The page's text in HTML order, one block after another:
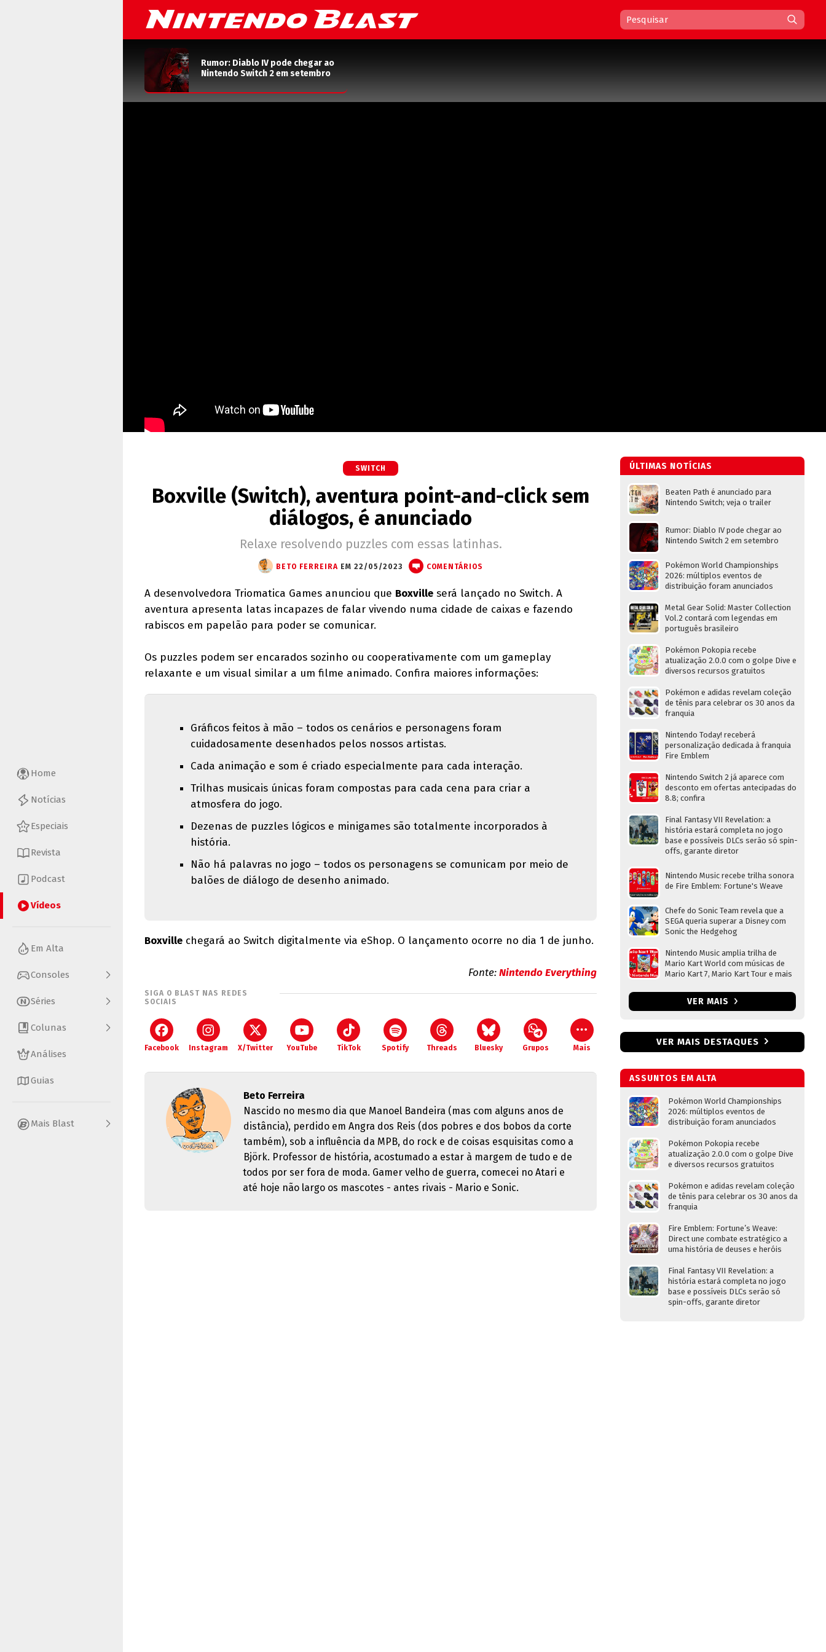
Home
Notícias
Especiais
Revista
Podcast
Vídeos
Em Alta
Consoles
Séries
Colunas
Análises
Guias
Mais Blast
Rumor: Diablo IV pode chegar ao
Nintendo Switch 2 em setembro
SWITCH
Boxville (Switch), aventura point-and-click sem
diálogos, é anunciado
Relaxe resolvendo puzzles com essas latinhas.
BETO FERREIRA EM 22/05/2023 COMENTÁRIOS
A desenvolvedora Triomatica Games anunciou que Boxville será lançado no Switch. A
aventura apresenta latas incapazes de falar vivendo numa cidade de caixas e fazendo
rabiscos em papelão para poder se comunicar.
Os puzzles podem ser encarados sozinho ou cooperativamente com um gameplay
relaxante e um visual similar a um filme animado. Confira maiores informações:
Gráficos feitos à mão – todos os cenários e personagens foram
cuidadosamente desenhados pelos nossos artistas.
Cada animação e som é criado especialmente para cada interação.
Trilhas musicais únicas foram compostas para cada cena para criar a
atmosfera do jogo.
Dezenas de puzzles lógicos e minigames são totalmente incorporados à
história.
Não há palavras no jogo – todos os personagens se comunicam por meio de
balões de diálogo de desenho animado.
Boxville chegará ao Switch digitalmente via eShop. O lançamento ocorre no dia 1 de junho.
Fonte:Nintendo Everything
SIGA O BLAST NAS REDES
SOCIAIS
Facebook Instagram X/Twitter YouTube TikTok Spotify Threads Bluesky Grupos Mais
Beto Ferreira
Nascido no mesmo dia que Manoel Bandeira (mas com alguns anos de
distância), perdido em Angra dos Reis (dos pobres e dos bobos da corte
também), sob a influência da MPB, do rock e de coisas esquisitas como a
Björk. Professor de história, acostumado a estar à margem de tudo e de
todos por ser fora de moda. Gamer velho de guerra, comecei no Atari e
até hoje não largo os mascotes - antes rivais - Mario e Sonic.
ÚLTIMAS NOTÍCIAS
Beaten Path é anunciado para
Nintendo Switch; veja o trailer
Rumor: Diablo IV pode chegar ao
Nintendo Switch 2 em setembro
Pokémon World Championships
2026: múltiplos eventos de
distribuição foram anunciados
Metal Gear Solid: Master Collection
Vol.2 contará com legendas em
português brasileiro
Pokémon Pokopia recebe
atualização 2.0.0 com o golpe Dive e
diversos recursos gratuitos
Pokémon e adidas revelam coleção
de tênis para celebrar os 30 anos da
franquia
Nintendo Today! receberá
personalização dedicada à franquia
Fire Emblem
Nintendo Switch 2 já aparece com
desconto em ofertas antecipadas do
8.8; confira
Final Fantasy VII Revelation: a
história estará completa no jogo
base e possíveis DLCs serão só spin-
offs, garante diretor
Nintendo Music recebe trilha sonora
de Fire Emblem: Fortune's Weave
Chefe do Sonic Team revela que a
SEGA queria superar a Disney com
Sonic the Hedgehog
Nintendo Music amplia trilha de
Mario Kart World com músicas de
Mario Kart 7, Mario Kart Tour e mais
VER MAIS
VER MAIS DESTAQUES
ASSUNTOS EM ALTA
Pokémon World Championships
2026: múltiplos eventos de
distribuição foram anunciados
Pokémon Pokopia recebe
atualização 2.0.0 com o golpe Dive
e diversos recursos gratuitos
Pokémon e adidas revelam coleção
de tênis para celebrar os 30 anos da
franquia
Fire Emblem: Fortune’s Weave:
Direct une combate estratégico a
uma história de deuses e heróis
Final Fantasy VII Revelation: a
história estará completa no jogo
base e possíveis DLCs serão só
spin-offs, garante diretor